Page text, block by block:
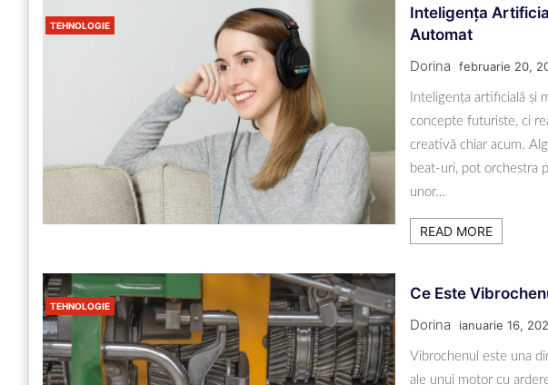
TEHNOLOGIE
Inteligența
Automat
Dorina februarie 20,
Inteligența artificială și
concepte futuriste, ci
creativă chiar acum.
beat-uri, pot orchestra
unor…
READ MORE
TEHNOLOGIE
Ce Este
Dorina ianuarie 16,
Vibrochenul este una
ale unui motor cu